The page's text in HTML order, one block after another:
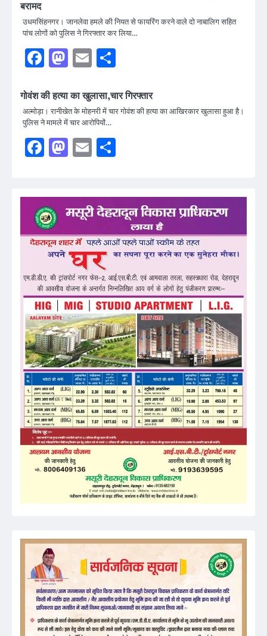
बरामद
उधमसिंहनगर। जानलेवा हमले की नियत से फायरिंग करने वाले दो नाबालिग सहित
पांच लोगों को पुलिस ने गिरफ्तार कर लिया…
Facebook
Mastodon
Email
गोवंश की हत्या का खुलासा,चार गिरफ्तार
अल्मोड़ा। रानीखेत के मोहनरी में चार गोवंश की हत्या का आखिरकार खुलासा हुआ है।
पुलिस ने मामले में चार आरोपियों…
Facebook
Mastodon
Email